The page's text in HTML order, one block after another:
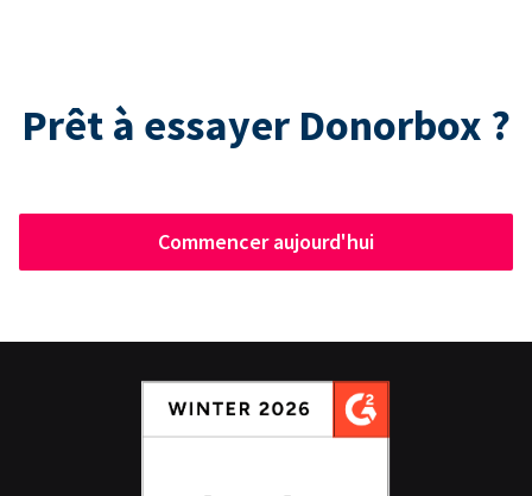
Prêt à essayer Donorbox ?
Commencer aujourd'hui